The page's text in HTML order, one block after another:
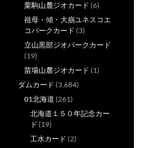
栗駒山麓ジオカード (6)
祖母・傾・大崩ユネスコエ
コパークカード (3)
立山黒部ジオパークカード
(19)
苗場山麓ジオカード (1)
ダムカード (3,684)
01北海道 (261)
北海道１５０年記念カー
ド (19)
工水カード (2)